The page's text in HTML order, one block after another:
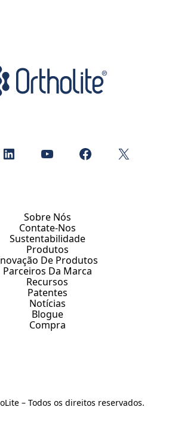
LinkedIn YouTube Facebook X
Sobre Nós
Contate-Nos
Sustentabilidade
Produtos
De Produtos
Parceiros Da Marca
Recursos
Patentes
Notícias
Blogue
Compra
– Todos os direitos reservados.